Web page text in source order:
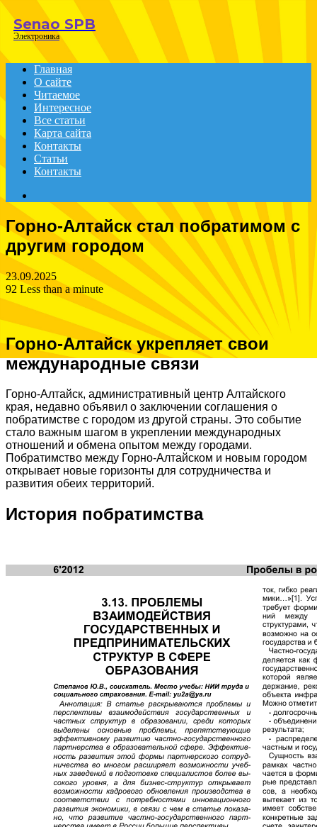
Menu
Senao SPB
Электроника
Главная
О сайте
Читаемое
Интересное
Все статьи
Карта сайта
Контакты
Статьи
Контакты
Горно-Алтайск стал побратимом с
другим городом
23.09.2025
92 Less than a minute
Горно-Алтайск укрепляет свои
международные связи
Горно-Алтайск, административный центр Алтайского
края, недавно объявил о заключении соглашения о
побратимстве с городом из другой страны. Это событие
стало важным шагом в укреплении международных
отношений и обмена опытом между городами.
Побратимство между Горно-Алтайском и новым городом
открывает новые горизонты для сотрудничества и
развития обеих территорий.
История побратимства